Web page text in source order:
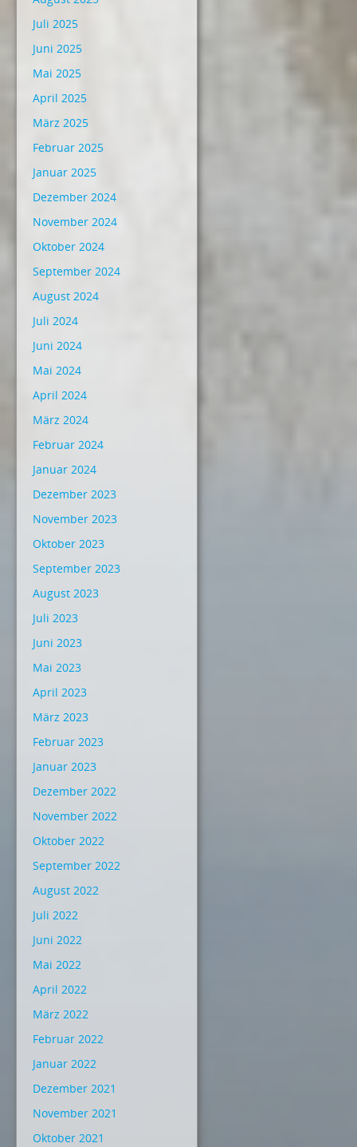
Juli 2025
Juni 2025
Mai 2025
April 2025
März 2025
Februar 2025
Januar 2025
Dezember 2024
November 2024
Oktober 2024
September 2024
August 2024
Juli 2024
Juni 2024
Mai 2024
April 2024
März 2024
Februar 2024
Januar 2024
Dezember 2023
November 2023
Oktober 2023
September 2023
August 2023
Juli 2023
Juni 2023
Mai 2023
April 2023
März 2023
Februar 2023
Januar 2023
Dezember 2022
November 2022
Oktober 2022
September 2022
August 2022
Juli 2022
Juni 2022
Mai 2022
April 2022
März 2022
Februar 2022
Januar 2022
Dezember 2021
November 2021
Oktober 2021